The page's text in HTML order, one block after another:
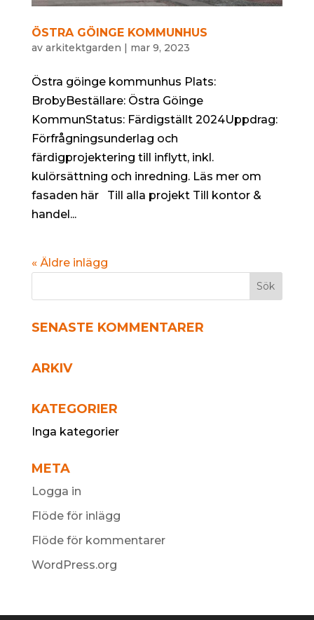
ÖSTRA GÖINGE KOMMUNHUS
av arkitektgarden | mar 9, 2023
Östra göinge kommunhus Plats:
BrobyBeställare: Östra Göinge
KommunStatus: Färdigställt 2024Uppdrag:
Förfrågningsunderlag och
färdigprojektering till inflytt, inkl.
kulörsättning och inredning. Läs mer om
fasaden här Till alla projekt Till kontor &
handel...
« Äldre inlägg
SENASTE KOMMENTARER
ARKIV
KATEGORIER
Inga kategorier
META
Logga in
Flöde för inlägg
Flöde för kommentarer
WordPress.org